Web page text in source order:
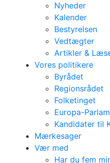
Nyheder
Kalender
Bestyrelsen
Vedtægter
Artikler &
Vores politikere
Byrådet
Regionsrådet
Folketinget
Europa-
Kandidater til
Mærkesager
Vær med
Har du fem